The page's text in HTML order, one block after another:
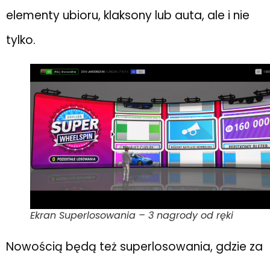
elementy ubioru, klaksony lub auta, ale i nie
tylko.
Ekran Superlosowania – 3 nagrody od ręki
Nowością będą też superlosowania, gdzie za